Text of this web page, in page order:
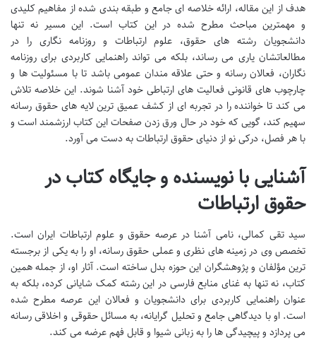
هدف از این مقاله، ارائه خلاصه ای جامع و طبقه بندی شده از مفاهیم کلیدی
و مهمترین مباحث مطرح شده در این کتاب است. این مسیر نه تنها
دانشجویان رشته های حقوق، علوم ارتباطات و روزنامه نگاری را در
مطالعاتشان یاری می رساند، بلکه می تواند راهنمایی کاربردی برای روزنامه
نگاران، فعالان رسانه و حتی علاقه مندان عمومی باشد تا با مسئولیت ها و
چارچوب های قانونی فعالیت های ارتباطی خود آشنا شوند. این خلاصه تلاش
می کند تا خواننده را در تجربه ای از کشف عمیق ترین لایه های حقوق رسانه
سهیم کند، گویی که خود در حال ورق زدن صفحات این کتاب ارزشمند است و
با هر فصل، درکی نو از دنیای حقوق ارتباطات به دست می آورد.
آشنایی با نویسنده و جایگاه کتاب در
حقوق ارتباطات
سید تقی کمالی، نامی آشنا در عرصه حقوق و علوم ارتباطات ایران است.
تخصص وی در زمینه های نظری و عملی حقوق رسانه، او را به یکی از برجسته
ترین مؤلفان و پژوهشگران این حوزه بدل ساخته است. آثار او، از جمله همین
کتاب، نه تنها به غنای منابع فارسی در این رشته کمک شایانی کرده، بلکه به
عنوان راهنمایی کاربردی برای دانشجویان و فعالان این عرصه مطرح شده
است. او با دیدگاهی جامع و تحلیل گرایانه، به مسائل حقوقی و اخلاقی رسانه
می پردازد و پیچیدگی ها را به زبانی شیوا و قابل فهم عرضه می کند.